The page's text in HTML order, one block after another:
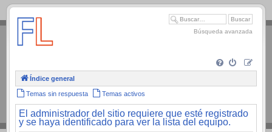
.
Búsqueda avanzada
Índice general
Temas sin respuesta Temas activos
El administrador del sitio requiere que esté registrado
y se haya identificado para ver la lista del equipo.